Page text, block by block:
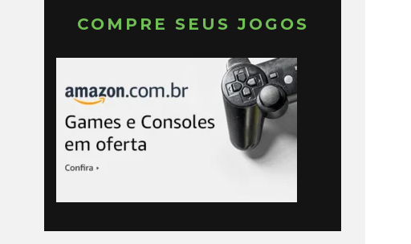
COMPRE SEUS JOGOS